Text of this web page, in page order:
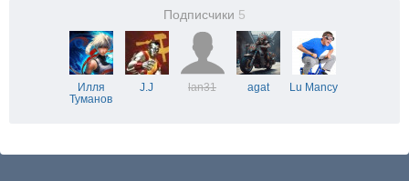
Подписчики 5
Илля
Туманов
J.J lan31 agat Lu Mancy